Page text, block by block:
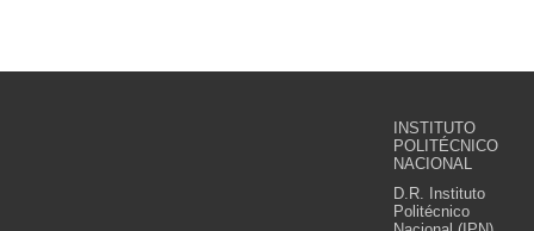
INSTITUTO
POLITÉCNICO
NACIONAL
D.R. Instituto
Politécnico